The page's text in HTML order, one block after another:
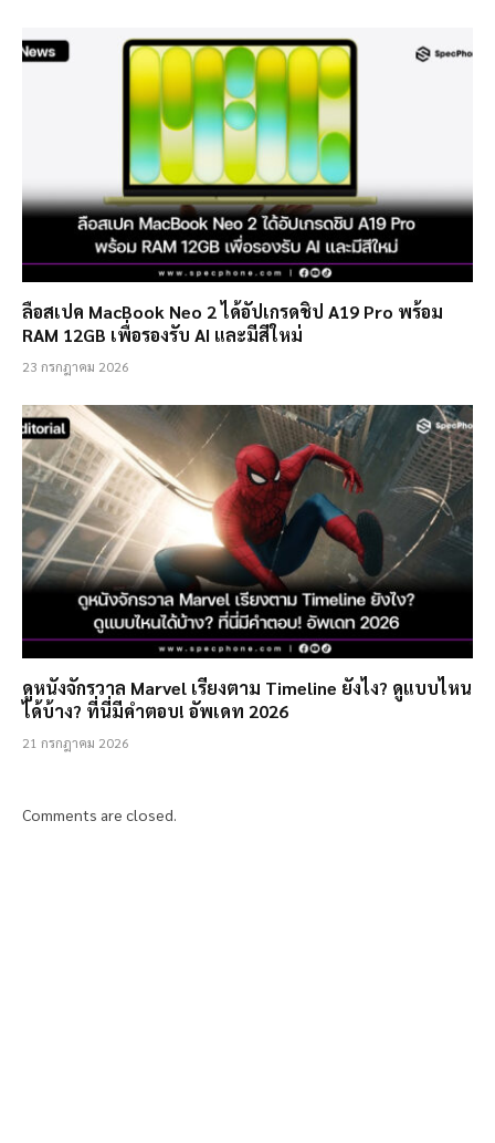
ลือสเปค MacBook Neo 2 ได้อัปเกรดชิป A19 Pro พร้อม
RAM 12GB เพื่อรองรับ AI และมีสีใหม่
23 กรกฎาคม 2026
ดูหนังจักรวาล Marvel เรียงตาม Timeline ยังไง? ดูแบบไหน
ได้บ้าง? ที่นี่มีคำตอบ! อัพเดท 2026
21 กรกฎาคม 2026
Comments are closed.